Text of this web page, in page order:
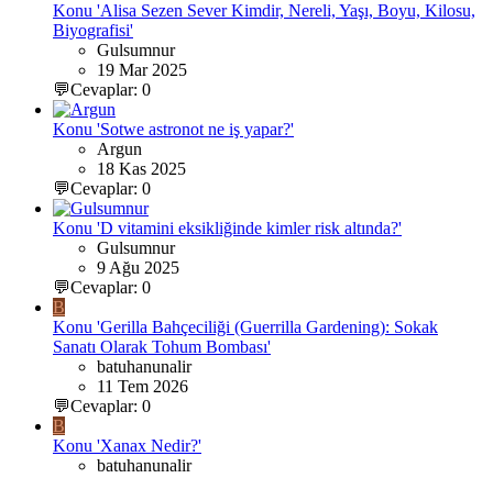
Konu 'Alisa Sezen Sever Kimdir, Nereli, Yaşı, Boyu, Kilosu,
Biyografisi'
Gulsumnur
19 Mar 2025
💬Cevaplar: 0
Konu 'Sotwe astronot ne iş yapar?'
Argun
18 Kas 2025
💬Cevaplar: 0
Konu 'D vitamini eksikliğinde kimler risk altında?'
Gulsumnur
9 Ağu 2025
💬Cevaplar: 0
B
Konu 'Gerilla Bahçeciliği (Guerrilla Gardening): Sokak
Sanatı Olarak Tohum Bombası'
batuhanunalir
11 Tem 2026
💬Cevaplar: 0
B
Konu 'Xanax Nedir?'
batuhanunalir